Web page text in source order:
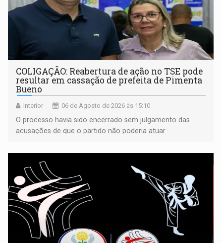
COLIGAÇÃO: Reabertura de ação no TSE pode
resultar em cassação de prefeita de Pimenta
Bueno
Interior 06 de Agosto de 2026 às 15:10
O processo havia sido encerrado sem julgamento das
acusações de que o partido não poderia atuar